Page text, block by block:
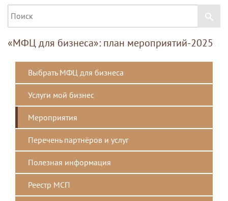
«МФЦ для бизнеса»: план мероприятий-2025
Выбрать МФЦ для бизнеса
Услуги мой бизнес
Мероприятия
Перечень партнёров и услуг
Полезная информация
Реестр МСП